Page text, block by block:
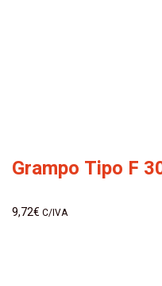
Grampo Tipo F
9,72€ C/IVA